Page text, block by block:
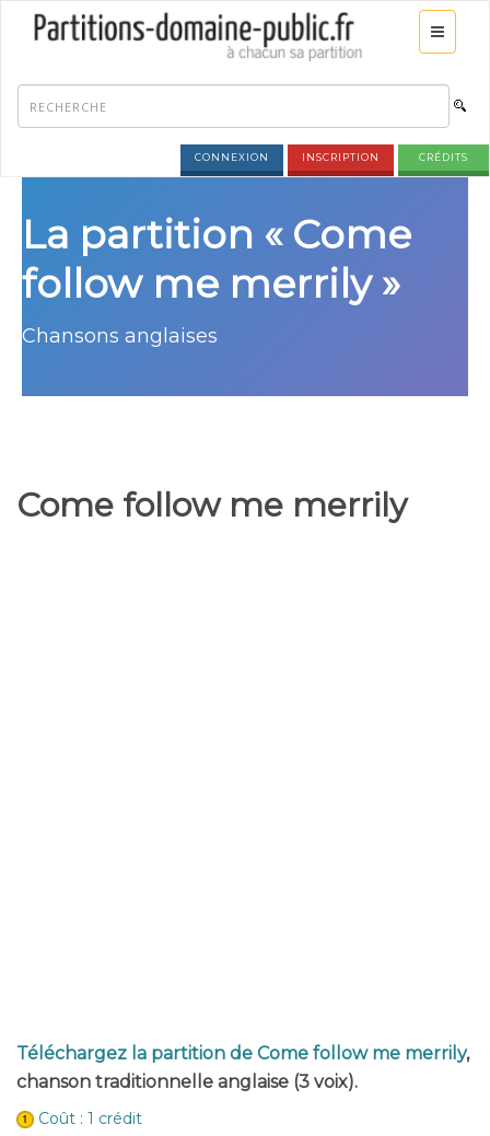
CONNEXION INSCRIPTION CRÉDITS
La partition « Come
follow me merrily »
Chansons anglaises
Come follow me merrily
Téléchargez la partition de Come follow me merrily,
chanson traditionnelle anglaise (3 voix).
Coût : 1 crédit